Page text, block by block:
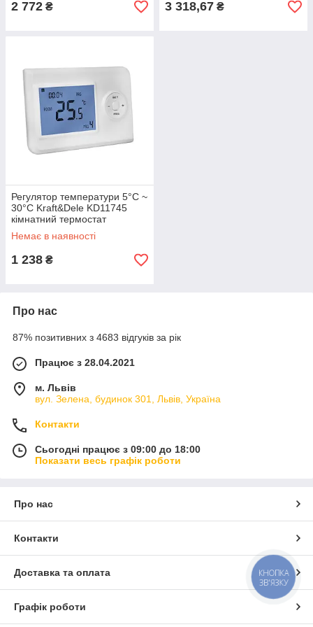
2 772 ₴ 3 318,67 ₴
Регулятор температури 5°C ~
30°C Kraft&Dele KD11745
кімнатний термостат
бездротовий
Немає в наявності
1 238 ₴
Про нас
87% позитивних з 4683 відгуків за рік
Працює з 28.04.2021
м. Львів
вул. Зелена, будинок 301, Львів, Україна
Контакти
Сьогодні працює з 09:00 до 18:00
Показати весь графік роботи
Про нас
Контакти
Доставка та оплата
Графік роботи
КНОПКА
ЗВ'ЯЗКУ